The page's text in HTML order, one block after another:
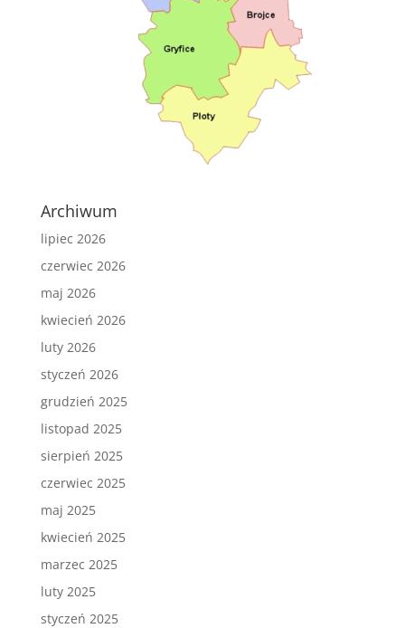
Archiwum
lipiec 2026
czerwiec 2026
maj 2026
kwiecień 2026
luty 2026
styczeń 2026
grudzień 2025
listopad 2025
sierpień 2025
czerwiec 2025
maj 2025
kwiecień 2025
marzec 2025
luty 2025
styczeń 2025